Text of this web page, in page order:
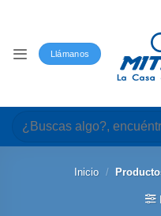
Llámanos
Buscar
por:
Inicio /